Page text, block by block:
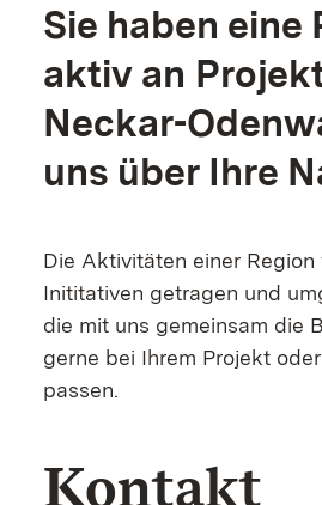
Sie haben
aktiv an
Neckar-
uns über Ihre
Die Aktivitäten einer
Inititativen getragen und
die mit uns gemeinsam die
gerne bei Ihrem Projekt
passen.
Kontakt